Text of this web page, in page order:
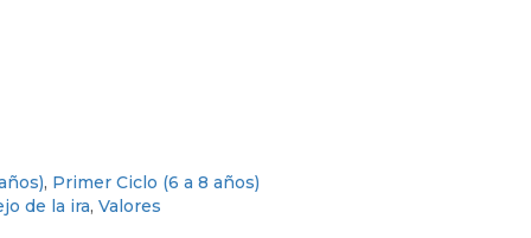
, Primer Ciclo (6 a 8 años)
de la ira,Valores